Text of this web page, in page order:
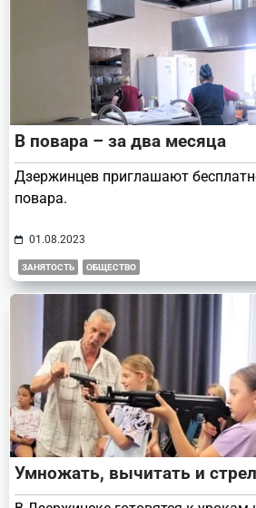
В повара – за два месяца
Дзержинцев приглашают
повара.
01.08.2023
ЗАНЯТОСТЬ ОБЩЕСТВО
Умножать, вычитать и